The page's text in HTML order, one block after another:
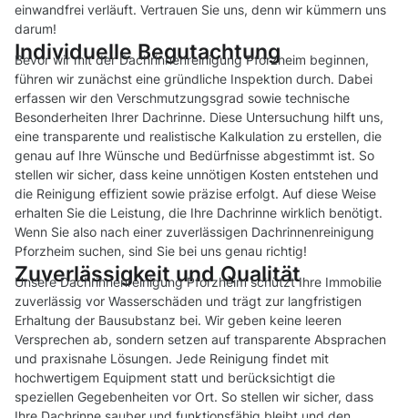
einwandfrei verläuft. Vertrauen Sie uns, denn wir kümmern uns
darum!
Individuelle Begutachtung
Bevor wir mit der Dachrinnenreinigung Pforzheim beginnen,
führen wir zunächst eine gründliche Inspektion durch. Dabei
erfassen wir den Verschmutzungsgrad sowie technische
Besonderheiten Ihrer Dachrinne. Diese Untersuchung hilft uns,
eine transparente und realistische Kalkulation zu erstellen, die
genau auf Ihre Wünsche und Bedürfnisse abgestimmt ist. So
stellen wir sicher, dass keine unnötigen Kosten entstehen und
die Reinigung effizient sowie präzise erfolgt. Auf diese Weise
erhalten Sie die Leistung, die Ihre Dachrinne wirklich benötigt.
Wenn Sie also nach einer zuverlässigen Dachrinnenreinigung
Pforzheim suchen, sind Sie bei uns genau richtig!
Zuverlässigkeit und Qualität
Unsere Dachrinnenreinigung Pforzheim schützt Ihre Immobilie
zuverlässig vor Wasserschäden und trägt zur langfristigen
Erhaltung der Bausubstanz bei. Wir geben keine leeren
Versprechen ab, sondern setzen auf transparente Absprachen
und praxisnahe Lösungen. Jede Reinigung findet mit
hochwertigem Equipment statt und berücksichtigt die
speziellen Gegebenheiten vor Ort. So stellen wir sicher, dass